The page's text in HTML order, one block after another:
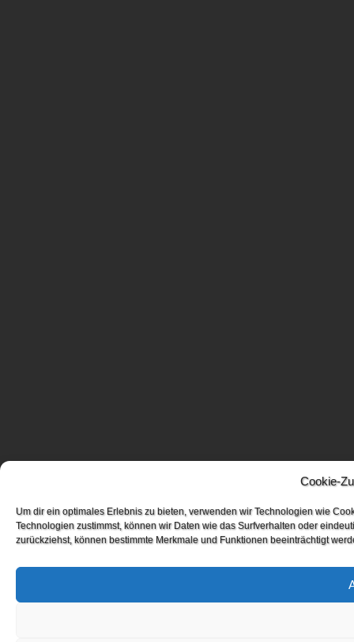
Cookie-
Um dir ein optimales Erlebnis zu bieten, verwenden wir Technologien wie
Technologien zustimmst, können wir Daten wie das Surfverhalten oder
zurückziehst, können bestimmte Merkmale und Funktionen beeinträchtigt